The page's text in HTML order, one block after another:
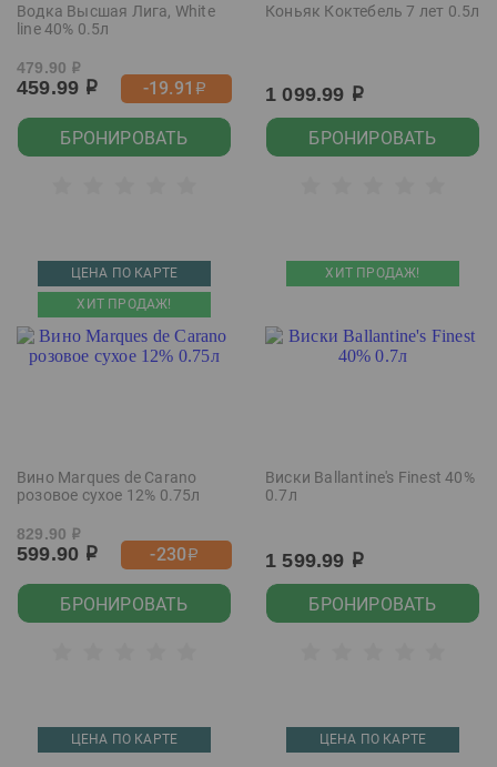
Водка Высшая Лига, White
line 40% 0.5л
479.90 р
459.99 р -19.91 р
БРОНИРОВАТЬ
Коньяк Коктебель 7 лет 0.5л
1 099.99 р
БРОНИРОВАТЬ
ЦЕНА ПО КАРТЕ
ХИТ ПРОДАЖ!
Вино Marques de Carano
розовое сухое 12% 0.75л
829.90 р
599.90 р -230р
БРОНИРОВАТЬ
ХИТ ПРОДАЖ!
Виски Ballantine's Finest 40%
0.7л
1 599.99 р
БРОНИРОВАТЬ
ЦЕНА ПО КАРТЕ ЦЕНА ПО КАРТЕ